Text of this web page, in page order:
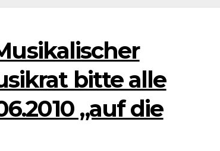
bitte alle
„auf die